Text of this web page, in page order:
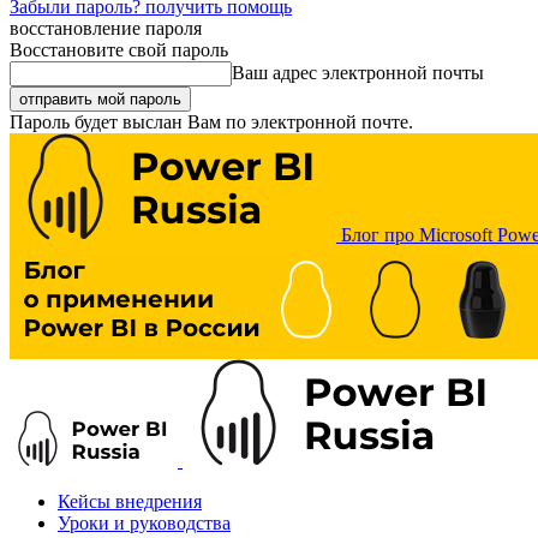
Забыли пароль? получить помощь
восстановление пароля
Восстановите свой пароль
Ваш адрес электронной почты
Пароль будет выслан Вам по электронной почте.
Блог про Microsoft
Кейсы внедрения
Уроки и руководства